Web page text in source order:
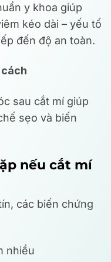
y khoa giúp
kéo dài – yếu tố
đến độ an toàn.
cách
sau cắt mí giúp
sẹo và biến
nếu cắt mí
các biến chứng
nhiều